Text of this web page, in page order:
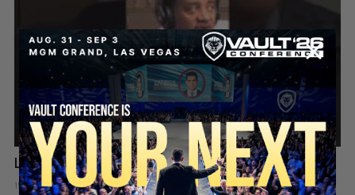
La Educación Tiene Un Problema Que Nadie Está Resolviendo
15 hours ago Add comment Valuetainment Media